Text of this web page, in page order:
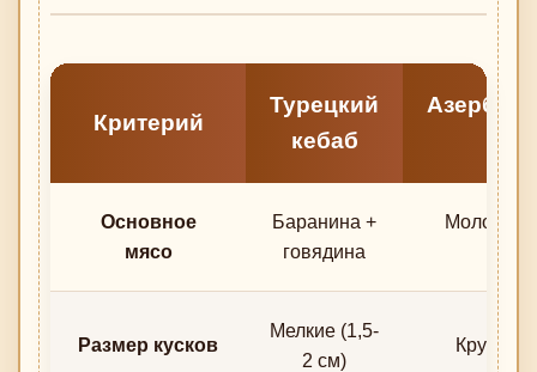
Критерий
Турецкий
кебаб
Основное
мясо
Баранина +
говядина
Молодая
Размер кусков
Мелкие (1,5-
2 см)